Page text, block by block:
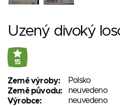
Uzený divoký
15
Země výroby:
Polsko
Země původu:
neuvedeno
Výrobce:
neuvedeno